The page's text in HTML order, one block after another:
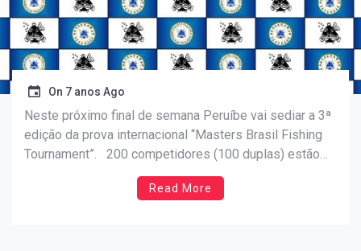
On 7 anos Ago
Neste próximo final de semana Peruíbe vai sediar a 3ª
edição da prova internacional “Masters Brasil Fishing
Tournament”. 200 competidores (100 duplas) estão
inscritos para a competição aqui denominada “Pesca
Viva Masters Brasil 2019 Fishing Tournament”, cuja
Read More